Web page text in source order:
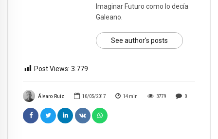
Álvaro Ruiz 10/05/2017 14 min 3779 0
Imaginar Futuro como lo decía
Galeano.
See author's posts
Post Views: 3.779